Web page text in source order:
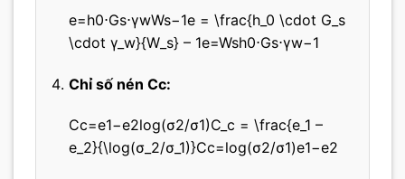
e=h0⋅Gs⋅γwWs−1e = \frac{h_0 \cdot G_s
\cdot γ_w}{W_s} – 1e=Wsh0⋅Gs⋅γw−1
Chỉ số nén Cc:
Cc=e1−e2log⁡(σ2/σ1)C_c = \frac{e_1 –
e_2}{\log(σ_2/σ_1)}Cc=log(σ2/σ1)e1−e2